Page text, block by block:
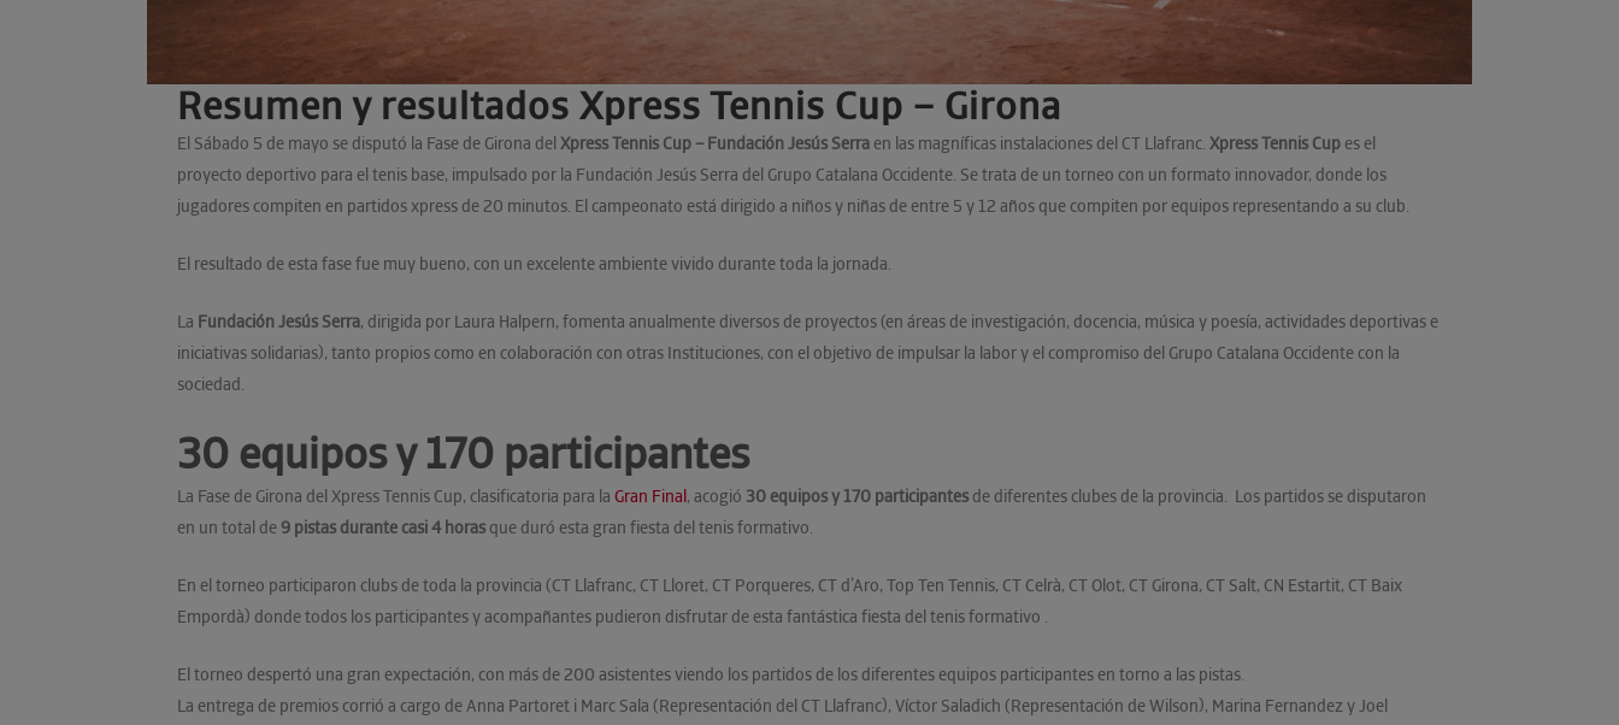
Resumen y resultados Xpress Tennis Cup – Girona
El Sábado 5 de mayo se disputó la Fase de Girona del Xpress Tennis Cup – Fundación Jesús Serra en las magníficas instalaciones del CT Llafranc. Xpress Tennis Cup es el
proyecto deportivo para el tenis base, impulsado por la Fundación Jesús Serra del Grupo Catalana Occidente. Se trata de un torneo con un formato innovador, donde los
jugadores compiten en partidos xpress de 20 minutos. El campeonato está dirigido a niños y niñas de entre 5 y 12 años que compiten por equipos representando a su club.
El resultado de esta fase fue muy bueno, con un excelente ambiente vivido durante toda la jornada.
La Fundación Jesús Serra, dirigida por Laura Halpern, fomenta anualmente diversos de proyectos (en áreas de investigación, docencia, música y poesía, actividades deportivas e
iniciativas solidarias), tanto propios como en colaboración con otras Instituciones, con el objetivo de impulsar la labor y el compromiso del Grupo Catalana Occidente con la
sociedad.
30 equipos y 170 participantes
La Fase de Girona del Xpress Tennis Cup, clasificatoria para la Gran Final , acogió 30 equipos y 170 participantes de diferentes clubes de la provincia. Los partidos se disputaron
en un total de9 pistas durante casi 4 horas que duró esta gran fiesta del tenis formativo.
En el torneo participaron clubs de toda la provincia (CT Llafranc, CT Lloret, CT Porqueres, CT d’Aro, Top Ten Tennis, CT Celrà, CT Olot, CT Girona, CT Salt, CN Estartit, CT Baix
Empordà) donde todos los participantes y acompañantes pudieron disfrutar de esta fantástica fiesta del tenis formativo .
El torneo despertó una gran expectación, con más de 200 asistentes viendo los partidos de los diferentes equipos participantes en torno a las pistas.
La entrega de premios corrió a cargo de Anna Partoret i Marc Sala (Representación del CT Llafranc), Víctor Saladich (Representación de Wilson), Marina Fernandez y Joel